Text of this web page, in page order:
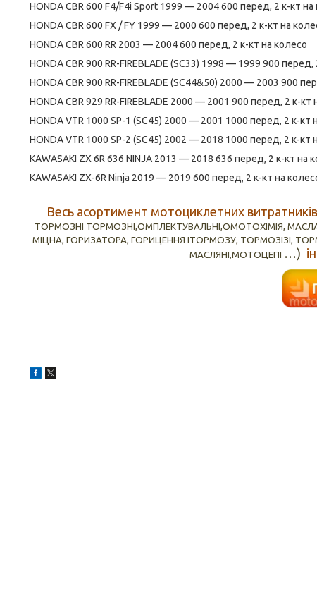
HONDA CBR 600 F4/F4i Sport 1999 — 2004 600 перед, 2 к-кт на
HONDA CBR 600 FX / FY 1999 — 2000 600 перед, 2 к-кт на
HONDA CBR 600 RR 2003 — 2004 600 перед, 2 к-кт на колесо
HONDA CBR 900 RR-FIREBLADE (SC33) 1998 — 1999 900 перед,
HONDA CBR 900 RR-FIREBLADE (SC44&50) 2000 — 2003 900
HONDA CBR 929 RR-FIREBLADE 2000 — 2001 900 перед, 2 к-кт
HONDA VTR 1000 SP-1 (SC45) 2000 — 2001 1000 перед, 2 к-кт
HONDA VTR 1000 SP-2 (SC45) 2002 — 2018 1000 перед, 2 к-кт
KAWASAKI ZX 6R 636 NINJA 2013 — 2018 636 перед, 2 к-кт на
KAWASAKI ZX-6R Ninja 2019 — 2019 600 перед, 2 к-кт на
Весь асортимент мотоциклетних витратників
ТОРМОЗНІ ТОРМОЗНІ,ОМПЛЕКТУВАЛЬНІ,ОМОТОХІМІЯ,
МІЦНА, ГОРИЗАТОРА, ГОРИЦЕННЯ ІТОРМОЗУ, ТОРМОЗІЗІ,
МАСЛЯНІ,МОТОЦЕПІ …)